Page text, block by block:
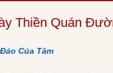
Thiền Quán
Của Tâm